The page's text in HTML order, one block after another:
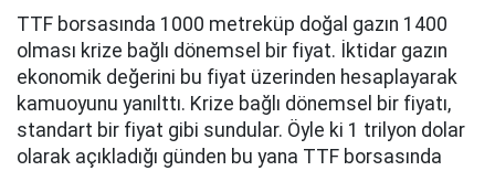
TTF borsasında 1000 metreküp doğal gazın 1400
olması krize bağlı dönemsel bir fiyat. İktidar gazın
ekonomik değerini bu fiyat üzerinden hesaplayarak
kamuoyunu yanılttı. Krize bağlı dönemsel bir fiyatı,
standart bir fiyat gibi sundular. Öyle ki 1 trilyon dolar
olarak açıkladığı günden bu yana TTF borsasında